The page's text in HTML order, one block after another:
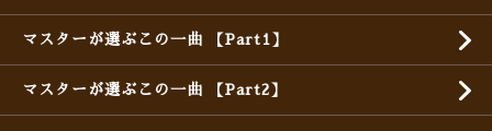
マスターが選ぶこの一曲 【Part1】
マスターが選ぶこの一曲 【Part2】